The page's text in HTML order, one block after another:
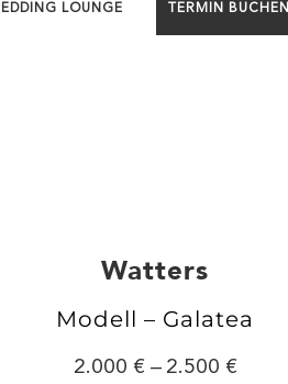
LOUNGE TERMIN BUCHEN
Watters
Modell – Galatea
2.000 – 2.500